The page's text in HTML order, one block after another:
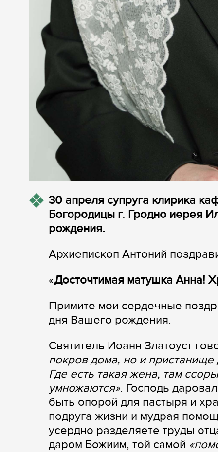
30 апреля супруга клирика
Богородицы г. Гродно иерея
рождения.
Архиепископ Антоний
«Досточтимая матушка Анна!
Примите мои сердечные
дня Вашего рождения.
Святитель Иоанн Златоуст
покров дома, но и
Где есть такая жена, там
умножаются». Господь
быть опорой для пастыря и
подруга жизни и мудрая
усердно разделяете труды
даром Божиим, той самой